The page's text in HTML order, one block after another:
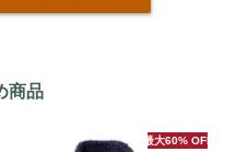
商品
最大60% OFF